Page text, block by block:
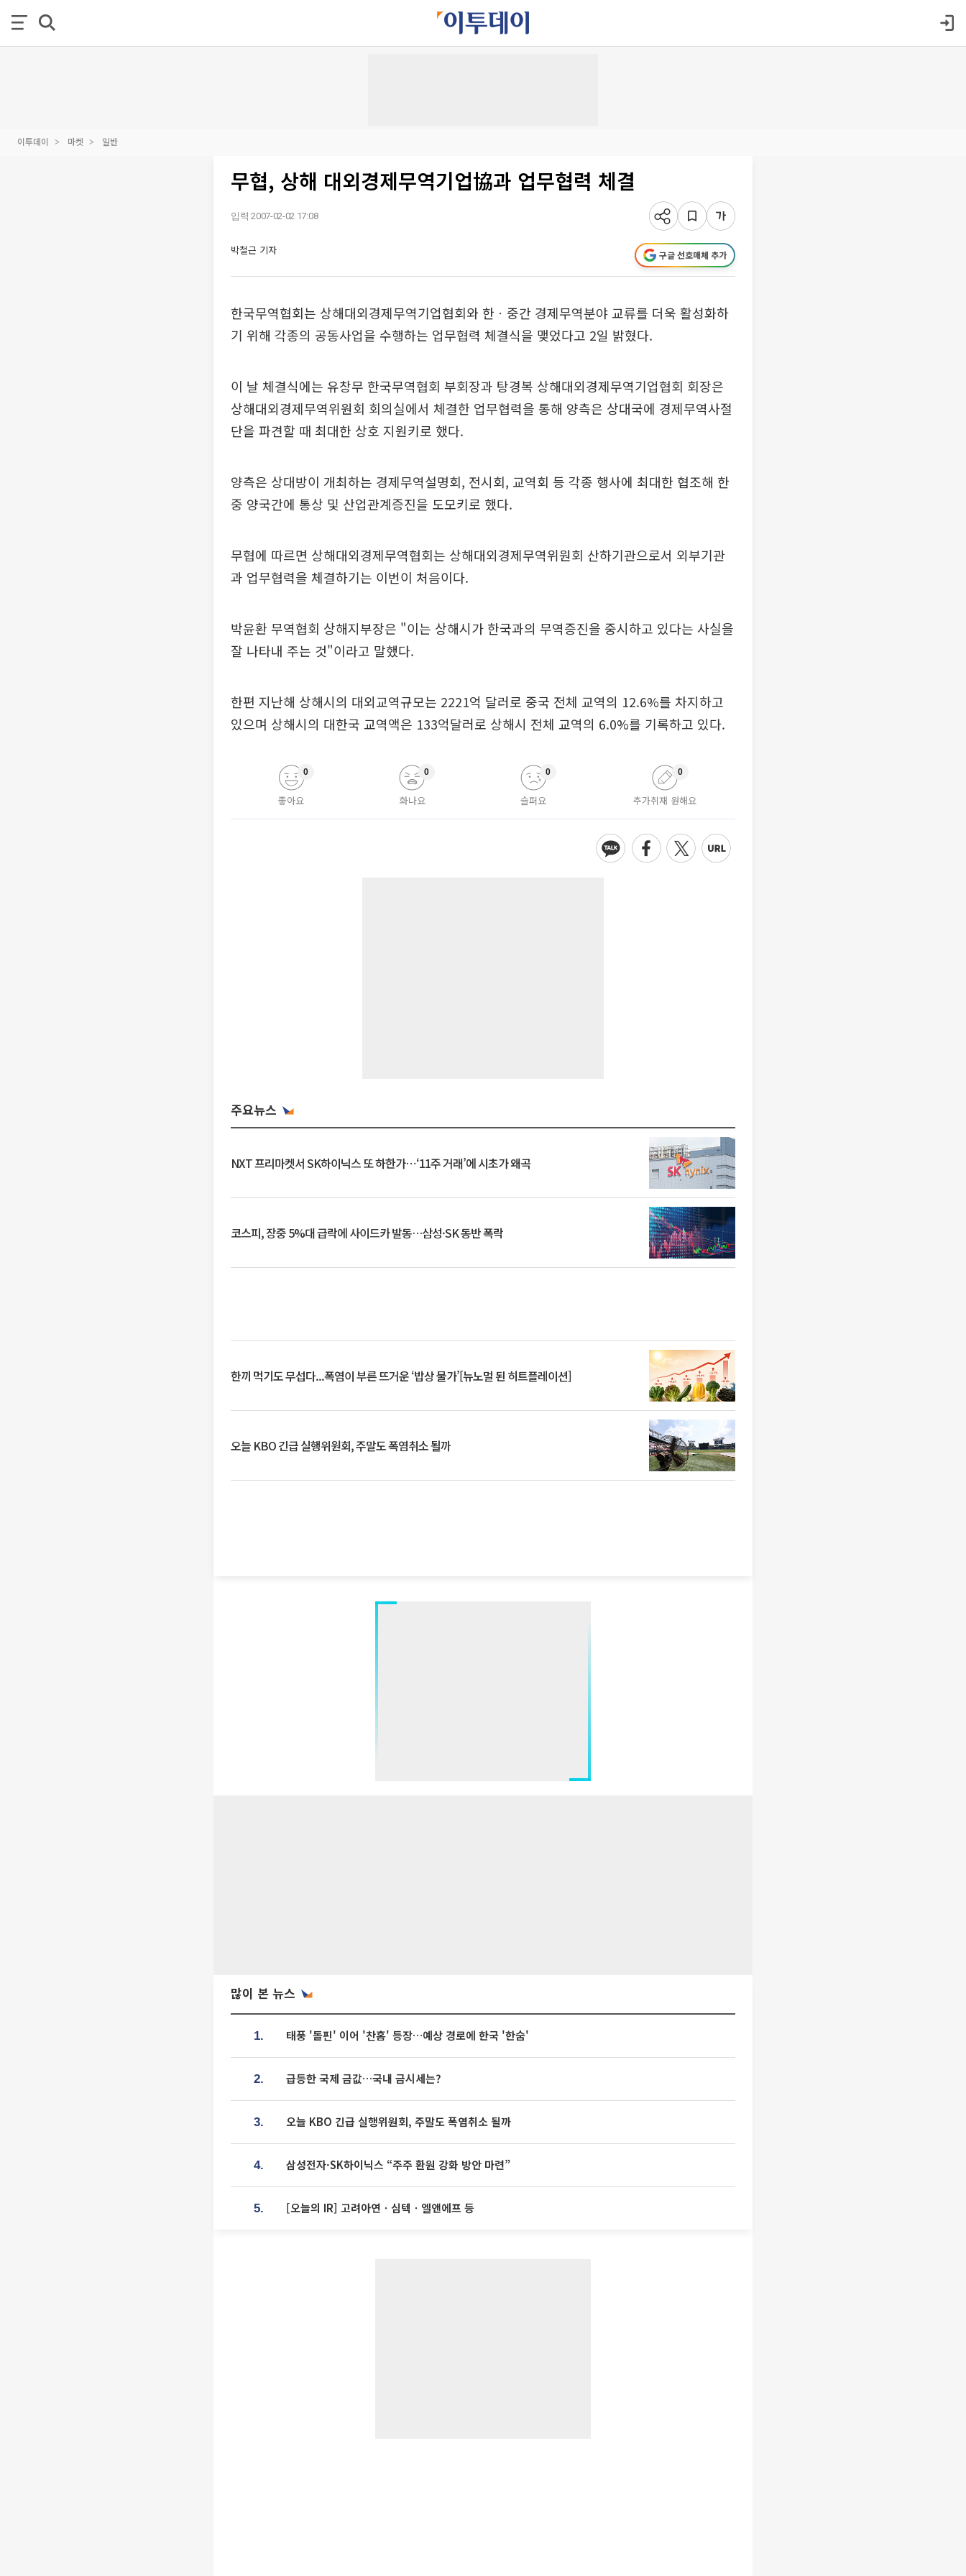
이투데이 마켓 일반
무협, 상해 대외경제무역기업協과 업무협력 체결
입력 2007-02-02 17:08
박철근 기자 구글 선호매체 추가
한국무역협회는 상해대외경제무역기업협회와 한ㆍ중간 경제무역분야 교류를 더욱 활성화하
기 위해 각종의 공동사업을 수행하는 업무협력 체결식을 맺었다고 2일 밝혔다.
이 날 체결식에는 유창무 한국무역협회 부회장과 탕경복 상해대외경제무역기업협회 회장은
상해대외경제무역위원회 회의실에서 체결한 업무협력을 통해 양측은 상대국에 경제무역사절
단을 파견할 때 최대한 상호 지원키로 했다.
양측은 상대방이 개최하는 경제무역설명회, 전시회, 교역회 등 각종 행사에 최대한 협조해 한
중 양국간에 통상 및 산업관계증진을 도모키로 했다.
무협에 따르면 상해대외경제무역협회는 상해대외경제무역위원회 산하기관으로서 외부기관
과 업무협력을 체결하기는 이번이 처음이다.
박윤환 무역협회 상해지부장은 "이는 상해시가 한국과의 무역증진을 중시하고 있다는 사실을
잘 나타내 주는 것"이라고 말했다.
한편 지난해 상해시의 대외교역규모는 2221억 달러로 중국 전체 교역의 12.6%를 차지하고
있으며 상해시의 대한국 교역액은 133억달러로 상해시 전체 교역의 6.0%를 기록하고 있다.
좋아요
0
화나요
0
슬퍼요
0
추가취재 원해요
0
주요뉴스
NXT 프리마켓서 SK하이닉스 또 하한가⋯‘11주 거래’에 시초가 왜곡
코스피, 장중 5%대 급락에 사이드카 발동…삼성·SK 동반 폭락
한끼 먹기도 무섭다...폭염이 부른 뜨거운 ‘밥상 물가’[뉴노멀 된 히트플레이션]
오늘 KBO 긴급 실행위원회, 주말도 폭염취소 될까
많이 본 뉴스
1. 태풍 '돌핀' 이어 '찬홈' 등장…예상 경로에 한국 '한숨'
2. 급등한 국제 금값…국내 금시세는?
3. 오늘 KBO 긴급 실행위원회, 주말도 폭염취소 될까
4. 삼성전자·SK하이닉스 “주주 환원 강화 방안 마련”
5. [오늘의 IR] 고려아연ㆍ심텍ㆍ엘앤에프 등